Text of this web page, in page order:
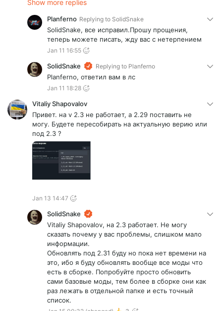
Show more replies
Planferno Replying to SolidSnake
SolidSnake, все исправил.Прошу прощения,
теперь можете писать, жду вас с нетерпением
Jan 11 16:55
SolidSnake Replying to Planferno
Planferno, ответил вам в лс
Jan 11 18:28
Vitaliy Shapovalov
Привет. на v 2.3 не работает, а 2.29 поставить не
могу. Будете пересобирать на актуальную верию или
под 2.3 ?
Jan 13 14:47
SolidSnake
Vitaliy Shapovalov, на 2.3 работает. Не могу
сказать почему у вас проблемы, слишком мало
информации.
Обновлять под 2.31 буду но пока нет времени на
это, ибо я буду обновлять вообще все моды что
есть в сборке. Попробуйте просто обновить
сами базовые моды, тем более в сборке они как
раз лежать в отдельной папке и есть точный
список.